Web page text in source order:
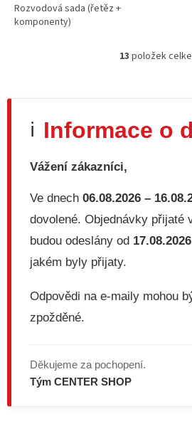
Citroën C4 II
2.0D/2.0DH/2.2D
Rozvodová sada (řetěz +
komponenty)
O
á
a
c
v
k
y
v
s
u
13 položek
ℹ️ Informace o
Vážení zákazníci,
Ve dnech 06.08.2026 –
dovolené. Objednávky přijaté
budou odeslány od 17.08.2026
jakém byly přijaty.
Odpovědi na e-maily mohou
zpožděné.
Děkujeme za pochopení.
Tým CENTER SHOP